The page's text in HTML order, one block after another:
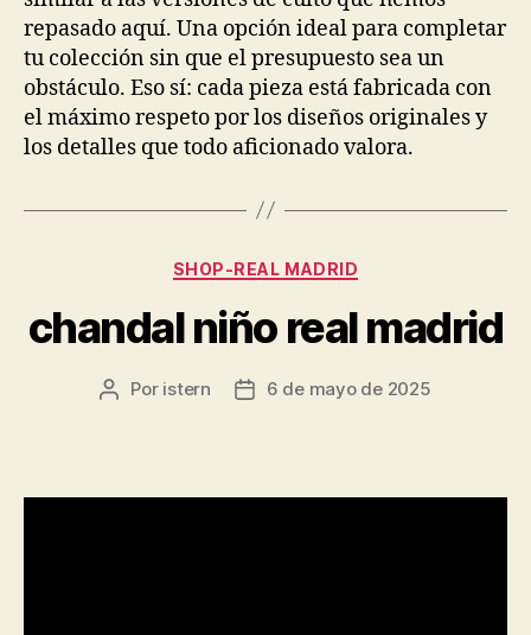
repasado aquí. Una opción ideal para completar
tu colección sin que el presupuesto sea un
obstáculo. Eso sí: cada pieza está fabricada con
el máximo respeto por los diseños originales y
los detalles que todo aficionado valora.
Categorías
SHOP-REAL MADRID
chandal niño real madrid
Autor
Por istern
Fecha6 de mayo de 2025